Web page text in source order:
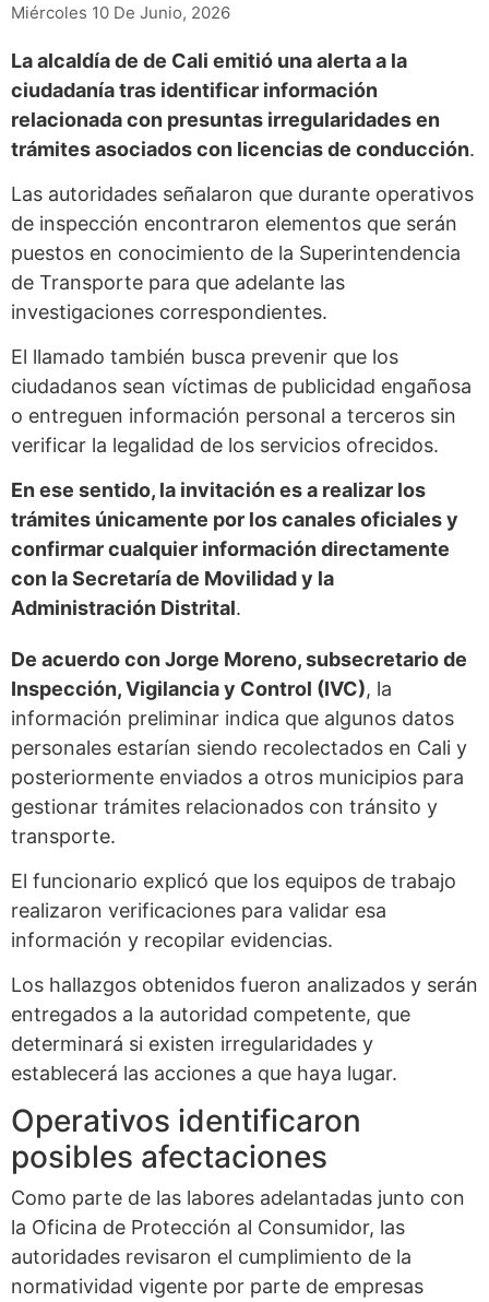
Miércoles 10 De Junio, 2026
La alcaldía de de Cali emitió una alerta a la
ciudadanía tras identificar información
relacionada con presuntas irregularidades en
trámites asociados con licencias de conducción.
Las autoridades señalaron que durante operativos
de inspección encontraron elementos que serán
puestos en conocimiento de la Superintendencia
de Transporte para que adelante las
investigaciones correspondientes.
El llamado también busca prevenir que los
ciudadanos sean víctimas de publicidad engañosa
o entreguen información personal a terceros sin
verificar la legalidad de los servicios ofrecidos.
En ese sentido, la invitación es a realizar los
trámites únicamente por los canales oficiales y
confirmar cualquier información directamente
con la Secretaría de Movilidad y la
Administración Distrital.
De acuerdo con Jorge Moreno, subsecretario de
Inspección, Vigilancia y Control (IVC), la
información preliminar indica que algunos datos
personales estarían siendo recolectados en Cali y
posteriormente enviados a otros municipios para
gestionar trámites relacionados con tránsito y
transporte.
El funcionario explicó que los equipos de trabajo
realizaron verificaciones para validar esa
información y recopilar evidencias.
Los hallazgos obtenidos fueron analizados y serán
entregados a la autoridad competente, que
determinará si existen irregularidades y
establecerá las acciones a que haya lugar.
Operativos identificaron
posibles afectaciones
Como parte de las labores adelantadas junto con
la Oficina de Protección al Consumidor, las
autoridades revisaron el cumplimiento de la
normatividad vigente por parte de empresas